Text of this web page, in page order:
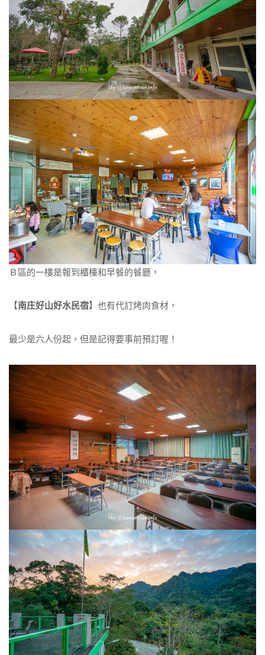
Ｂ區的一樓是報到櫃檯和早餐的餐廳，
【南庄好山好水民宿】也有代訂烤肉食材，
最少是六人份起，但是記得要事前預訂喔！